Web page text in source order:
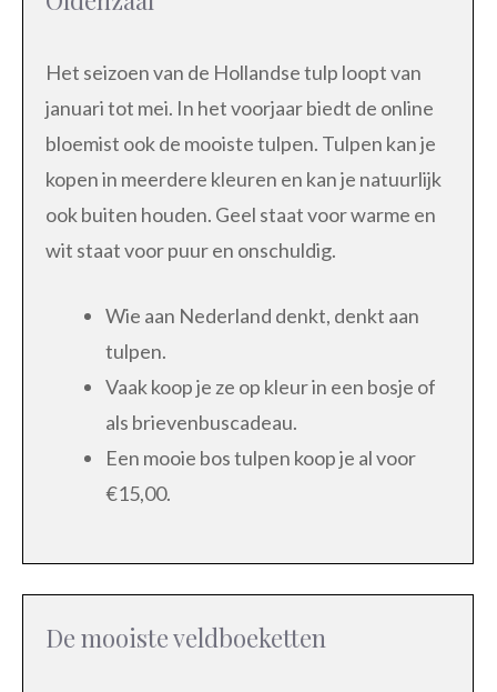
Het seizoen van de Hollandse tulp loopt van
januari tot mei. In het voorjaar biedt de online
bloemist ook de mooiste tulpen. Tulpen kan je
kopen in meerdere kleuren en kan je natuurlijk
ook buiten houden. Geel staat voor warme en
wit staat voor puur en onschuldig.
Wie aan Nederland denkt, denkt aan
tulpen.
Vaak koop je ze op kleur in een bosje of
als brievenbuscadeau.
Een mooie bos tulpen koop je al voor
€15,00.
De mooiste veldboeketten